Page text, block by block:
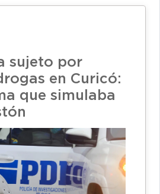
sujeto por
en Curicó:
que simulaba